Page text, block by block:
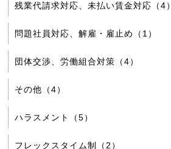
残業代請求対応、未払い賃金対応（4）
問題社員対応、解雇・雇止め（1）
団体交渉、労働組合対策（4）
その他（4）
ハラスメント（5）
フレックスタイム制（2）